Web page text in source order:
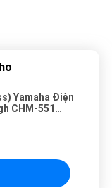
Yamaha Điện
CHM-551